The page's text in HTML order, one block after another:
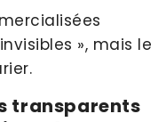
», mais le
transparents